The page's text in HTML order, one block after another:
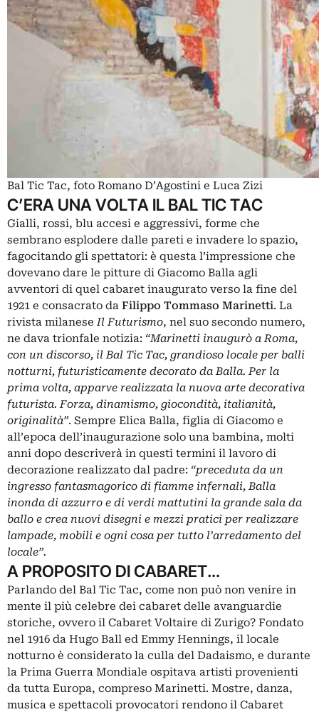
Bal Tic Tac, foto Romano D’Agostini e Luca Zizi
C’ERA UNA VOLTA IL BAL TIC TAC
Gialli, rossi, blu accesi e aggressivi, forme che
sembrano esplodere dalle pareti e invadere lo spazio,
fagocitando gli spettatori: è questa l’impressione che
dovevano dare le pitture di Giacomo Balla agli
avventori di quel cabaret inaugurato verso la fine del
1921 e consacrato da Filippo Tommaso Marinetti. La
rivista milaneseIl Futurismo, nel suo secondo numero,
ne dava trionfale notizia: “Marinetti inaugurò a Roma,
con un discorso, il Bal Tic Tac, grandioso locale per balli
notturni, futuristicamente decorato da Balla. Per la
prima volta, apparve realizzata la nuova arte decorativa
futurista. Forza, dinamismo, giocondità, italianità,
originalità”. Sempre Elica Balla, figlia di Giacomo e
all’epoca dell’inaugurazione solo una bambina, molti
anni dopo descriverà in questi termini il lavoro di
decorazione realizzato dal padre: “preceduta da un
ingresso fantasmagorico di fiamme infernali, Balla
inonda di azzurro e di verdi mattutini la grande sala da
ballo e crea nuovi disegni e mezzi pratici per realizzare
lampade, mobili e ogni cosa per tutto l’arredamento del
locale”.
A PROPOSITO DI CABARET…
Parlando del Bal Tic Tac, come non può non venire in
mente il più celebre dei cabaret delle avanguardie
storiche, ovvero il Cabaret Voltaire di Zurigo? Fondato
nel 1916 da Hugo Ball ed Emmy Hennings, il locale
notturno è considerato la culla del Dadaismo, e durante
la Prima Guerra Mondiale ospitava artisti provenienti
da tutta Europa, compreso Marinetti. Mostre, danza,
musica e spettacoli provocatori rendono il Cabaret